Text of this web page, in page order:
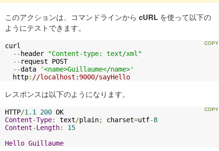
このアクションは、コマンドラインから cURL を使って以下の
ようにテストできます。
curl
-- header
"Content-type: text/xml"
-- request POST
--data
'<name>Guillaume</name>'
  http
: //localhost:9000/sayHello
レスポンスは以下のようになります。
HTTP/1.1 200
Content-Type: text/plain; charset=utf-8
Content-Length:
15
Hello Guillaume